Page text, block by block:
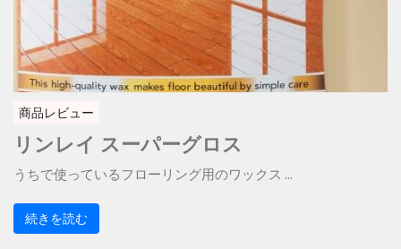
商品レビュー
リンレイ スーパーグロス
うちで使っているフローリング用のワックス ...
続きを読む